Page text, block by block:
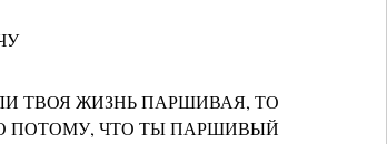
ТВОЯ ЖИЗНЬ ПАРШИВАЯ, ТО
ПОТОМУ, ЧТО ТЫ ПАРШИВЫЙ